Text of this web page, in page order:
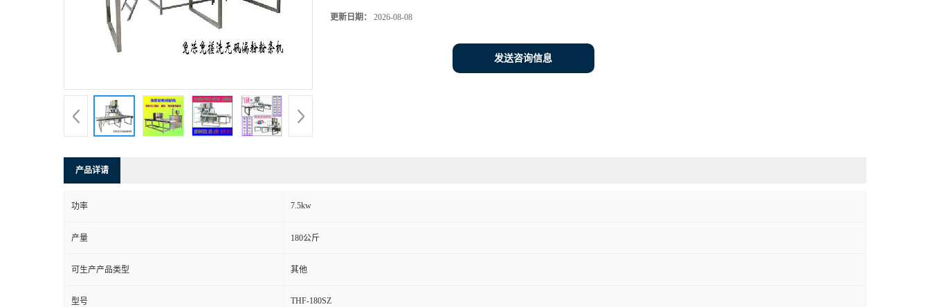
更新日期： 2026-08-08
发送咨询信息
产品详请
功率 7.5kw
产量 180公斤
可生产产品类型 其他
型号 THF-180SZ